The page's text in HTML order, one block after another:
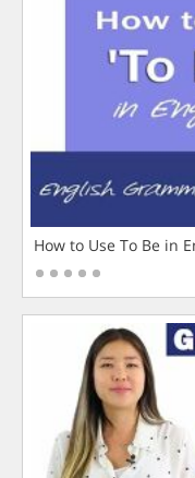
How to Use To Be in